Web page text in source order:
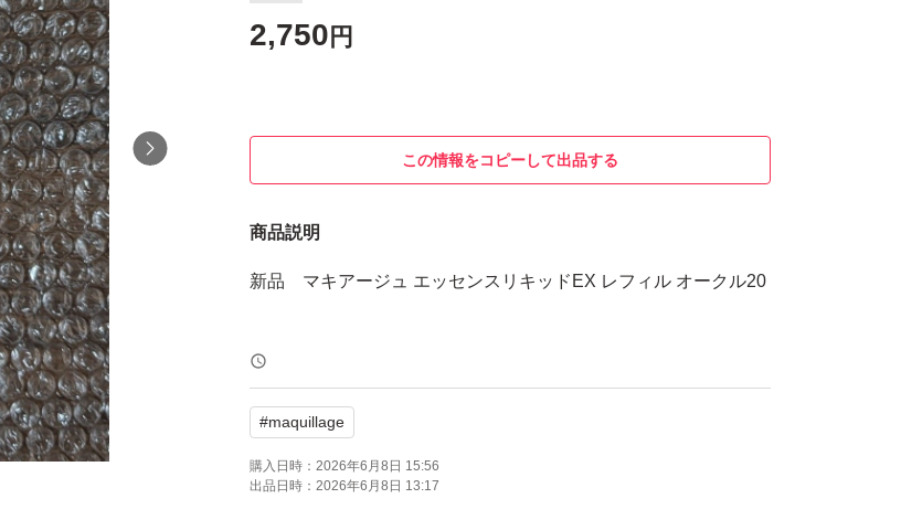
2,750 円
この情報をコピーして出品する
商品説明
新品 マキアージュ エッセンスリキッドEX レフィル オークル20
#maquillage
購入日時： 2026年6月8日 15:56
出品日時： 2026年6月8日 13:17